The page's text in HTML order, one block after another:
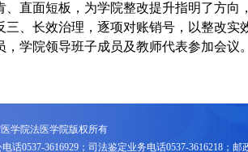
、直面短板，为学院整改提升指明了方向，
三、长效治理，逐项对账销号，以整改实
，学院领导班子成员及教师代表参加会议。
学院法医学院版权所有
话0537-3616929；司法鉴定业务电话0537-3616218；邮